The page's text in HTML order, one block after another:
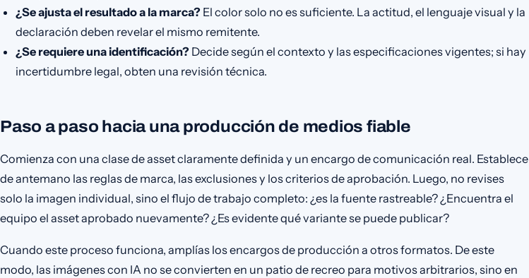
¿Se ajusta el resultado a la marca? El color solo no es suficiente. La actitud, el lenguaje visual y la
declaración deben revelar el mismo remitente.
¿Se requiere una identificación? Decide según el contexto y las especificaciones vigentes; si hay
incertidumbre legal, obten una revisión técnica.
Paso a paso hacia una producción de medios fiable
Comienza con una clase de asset claramente definida y un encargo de comunicación real. Establece
de antemano las reglas de marca, las exclusiones y los criterios de aprobación. Luego, no revises
solo la imagen individual, sino el flujo de trabajo completo: ¿es la fuente rastreable? ¿Encuentra el
equipo el asset aprobado nuevamente? ¿Es evidente qué variante se puede publicar?
Cuando este proceso funciona, amplías los encargos de producción a otros formatos. De este
modo, las imágenes con IA no se convierten en un patio de recreo para motivos arbitrarios, sino en